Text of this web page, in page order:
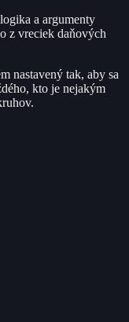
a argumenty
z vreciek daňových
nastavený tak, aby sa
kto je nejakým